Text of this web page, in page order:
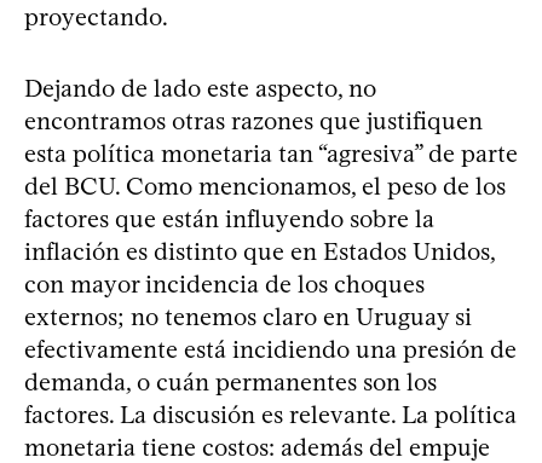
proyectando.
Dejando de lado este aspecto, no
encontramos otras razones que justifiquen
esta política monetaria tan “agresiva” de parte
del BCU. Como mencionamos, el peso de los
factores que están influyendo sobre la
inflación es distinto que en Estados Unidos,
con mayor incidencia de los choques
externos; no tenemos claro en Uruguay si
efectivamente está incidiendo una presión de
demanda, o cuán permanentes son los
factores. La discusión es relevante. La política
monetaria tiene costos: además del empuje